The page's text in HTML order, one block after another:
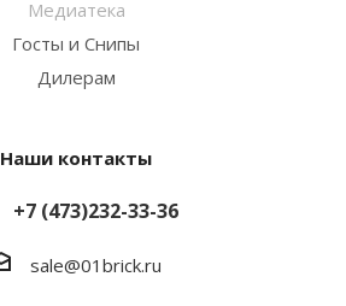
Медиатека
Госты и Снипы
Дилерам
Наши контакты
+7 (473)232-33-36
sale@01brick.ru